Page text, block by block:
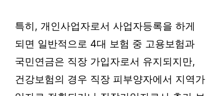
특히, 개인사업자로서 사업자등록을 하게
되면 일반적으로 4대 보험 중 고용보험과
국민연금은 직장 가입자로서 유지되지만,
건강보험의 경우 직장 피부양자에서 지역가